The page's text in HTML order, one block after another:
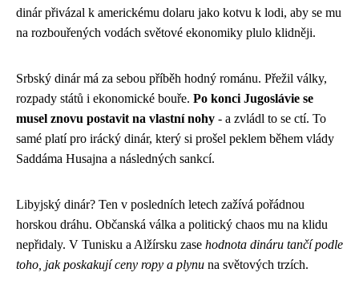
dinár přivázal k americkému dolaru jako kotvu k lodi, aby se mu
na rozbouřených vodách světové ekonomiky plulo klidněji.
Srbský dinár má za sebou příběh hodný románu. Přežil války,
rozpady států i ekonomické bouře. Po konci Jugoslávie se
musel znovu postavit na vlastní nohy - a zvládl to se ctí. To
samé platí pro irácký dinár, který si prošel peklem během vlády
Saddáma Husajna a následných sankcí.
Libyjský dinár? Ten v posledních letech zažívá pořádnou
horskou dráhu. Občanská válka a politický chaos mu na klidu
nepřidaly. V Tunisku a Alžírsku zase hodnota dináru tančí podle
toho, jak poskakují ceny ropy a plynu na světových trzích.